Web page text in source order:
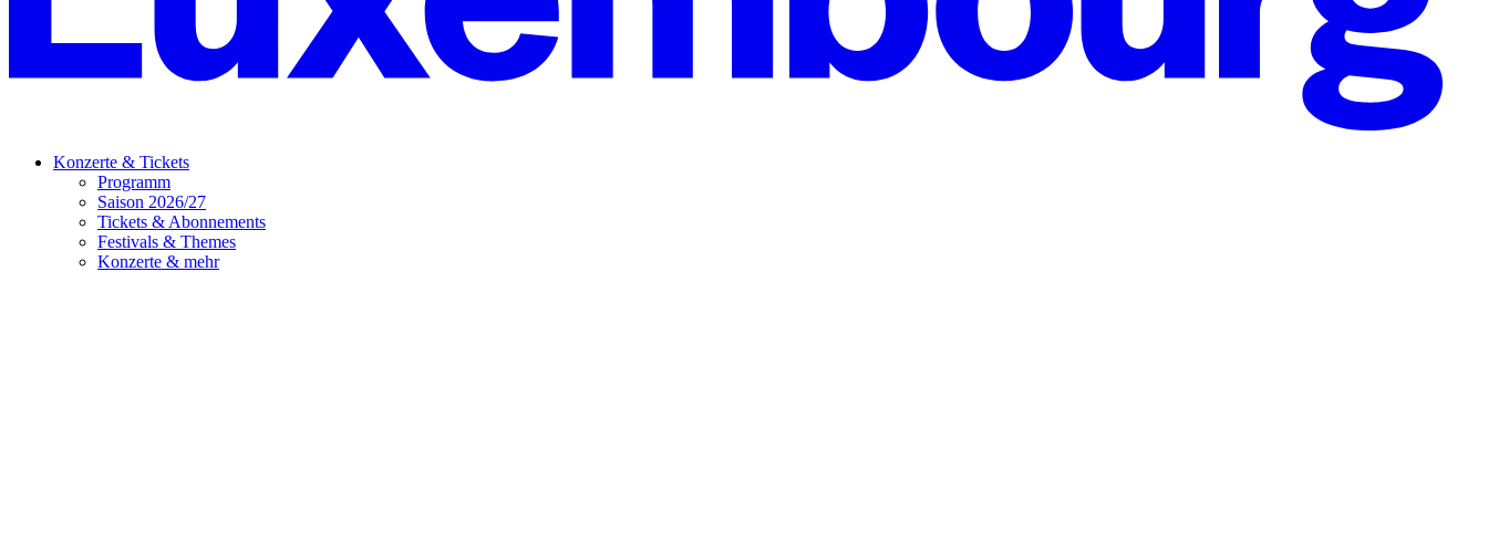
Konzerte & Tickets
Programm
Saison 2026/27
Tickets & Abonnements
Festivals & Themes
Konzerte & mehr